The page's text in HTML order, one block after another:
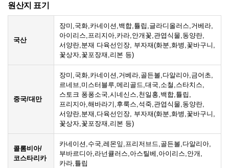
원산지 표기
국산
장미,국화,카네이션,백합,튤립,글라디올러스,거베라,
아이리스,프리지아,카라,안개꽃,관엽식물,동양란,
서양란,분재 다육선인장, 부자재(화분,화병,꽃바구니,
꽃상자,꽃포장재,리본 등)
중국/대만
장미,국화,카네이션,거베라,골든볼,다알리아,금어초,
르네브,미스터블루,메리골드,대국,소철,스타치스,
스토크 퐁퐁소국,시네신스,천일홍,백합,튤립,
프리지아,해바라기,후룩스,석죽,관엽식물,동양란,
서양란,분재,다육선인장, 부자재(화분,화병,꽃바구니,
꽃상자,꽃포장재,리본 등)
콜롬비아/
코스타리카
카네이션,수국,레몬잎,프리저브드,골든볼,다알리아,
부바르디아,라넌큘러스,아스틸베,아이리스,안개,
카라,튤립